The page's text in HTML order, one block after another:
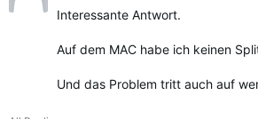
Interessante Antwort.
Auf dem MAC habe ich keinen
Und das Problem tritt auch auf